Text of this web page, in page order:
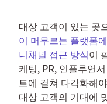
대상 고객이 있는 곳
이 머무르는 플랫폼
니채널 접근 방식이
케팅, PR, 인플루언
트에 걸쳐 다각화해
대상 고객의 기대에